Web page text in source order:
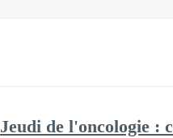
Jeudi de l'oncologie :